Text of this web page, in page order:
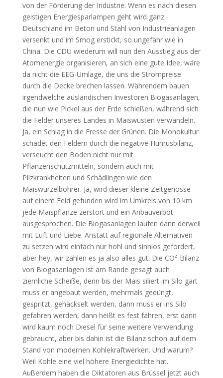
von der Förderung der Industrie. Wenn es nach diesen
geistigen Energiesparlampen geht wird ganz
Deutschland im Beton und Stahl von Industrieanlagen
versenkt und im Smog erstickt, so ungefähr wie in
China. Die CDU wiederum will nun den Ausstieg aus der
Atomenergie organisieren, an sich eine gute Idee, wäre
da nicht die EEG-Umlage, die uns die Strompreise
durch die Decke brechen lassen. Währendem bauen
irgendwelche ausländischen Investoren Biogasanlagen,
die nun wie Pickel aus der Erde schießen, während sich
die Felder unseres Landes in Maiswüsten verwandeln.
Ja, ein Schlag in die Fresse der Grünen. Die Monokultur
schadet den Feldern durch die negative Humusbilanz,
verseucht den Boden nicht nur mit
Pflanzenschutzmitteln, sondern auch mit
Pilzkrankheiten und Schädlingen wie den
Maiswurzelbohrer. Ja, wird dieser kleine Zeitgenosse
auf einem Feld gefunden wird im Umkreis von 10 km
jede Maispflanze zerstört und ein Anbauverbot
ausgesprochen. Die Biogasanlagen laufen dann derweil
mit Luft und Liebe. Anstatt auf regionale Alternativen
zu setzen wird einfach nur hohl und sinnlos gefördert,
aber hey, wir zahlen es ja also alles gut. Die CO²-Bilanz
von Biogasanlagen ist am Rande gesagt auch
ziemliche Scheiße, denn bis der Mais siliert im Silo gärt
muss er angebaut werden, mehrmals gedüngt,
gespritzt, gehäckselt werden, dann muss er ins Silo
gefahren werden, dann heißt es fest fahren, erst dann
wird kaum noch Diesel für seine weitere Verwendung
gebraucht, aber bis dahin ist die Bilanz schon auf dem
Stand von modernen Kohlekraftwerken. Und warum?
Weil Kohle eine viel höhere Energiedichte hat.
Außerdem haben die Diktatoren aus Brüssel jetzt auch